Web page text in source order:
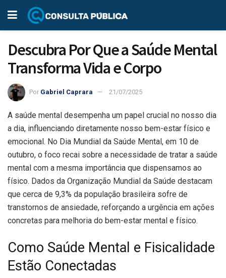
Descubra Por Que a Saúde Mental
Transforma Vida e Corpo
Por Gabriel Caprara 21/07/2025
A saúde mental desempenha um papel crucial no nosso dia
a dia, influenciando diretamente nosso bem-estar físico e
emocional. No Dia Mundial da Saúde Mental, em 10 de
outubro, o foco recai sobre a necessidade de tratar a saúde
mental com a mesma importância que dispensamos ao
físico. Dados da Organização Mundial da Saúde destacam
que cerca de 9,3% da população brasileira sofre de
transtornos de ansiedade, reforçando a urgência em ações
concretas para melhoria do bem-estar mental e físico.
Como Saúde Mental e Fisicalidade
Estão Conectadas